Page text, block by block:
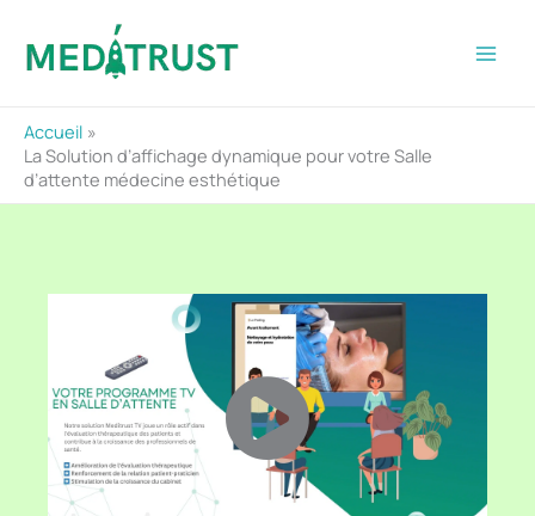
contenu
Accueil
La Solution d’affichage dynamique pour votre Salle
d’attente médecine esthétique